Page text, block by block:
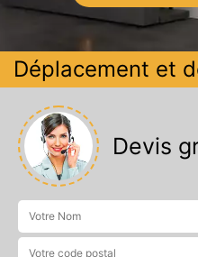
Déplacement et
Devis